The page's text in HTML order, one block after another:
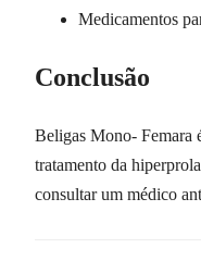
Medicamentos
Conclusão
Beligas Mono- Femara
tratamento da
consultar um médico